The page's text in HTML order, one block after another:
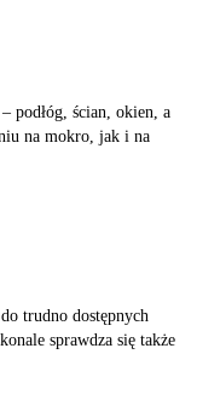
podłóg, ścian, okien, a
na mokro, jak i na
trudno dostępnych
sprawdza się także